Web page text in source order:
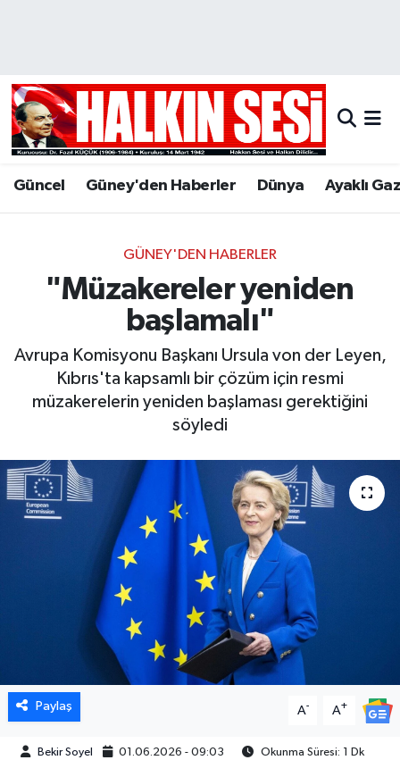
Güncel Güney'den Haberler Dünya Ayaklı
GÜNEY'DEN HABERLER
"Müzakereler yeniden
başlamalı"
Avrupa Komisyonu Başkanı Ursula von der Leyen,
Kıbrıs'ta kapsamlı bir çözüm için resmi
müzakerelerin yeniden başlaması gerektiğini
söyledi
Paylaş A- A+
Bekir Soyel 01.06.2026 - 09:03 Okunma Süresi: 1 Dk
Hava Durumu
Trafik Durumu
Tüm Manşetler
Son Dakika Haberleri